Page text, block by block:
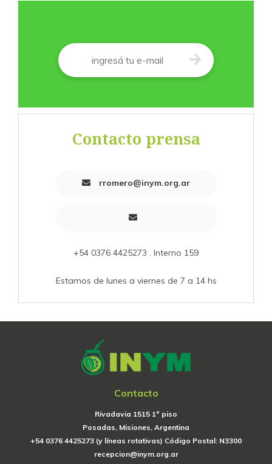
Correo
Contacto prensa
rromero@inym.org.ar
+54 0376 4425273 . Interno 159
Estamos de lunes a viernes de 7 a 14 hs
Contacto
Rivadavia 1515 1º piso
Posadas, Misiones, Argentina
+54 0376 4425273 (y líneas rotativas) Código Postal: N3300
recepcion@inym.org.ar